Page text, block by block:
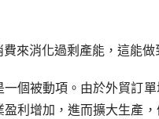
來消化過剩產能，這能做
個被動項。由於外貿訂
利增加，進而擴大生產